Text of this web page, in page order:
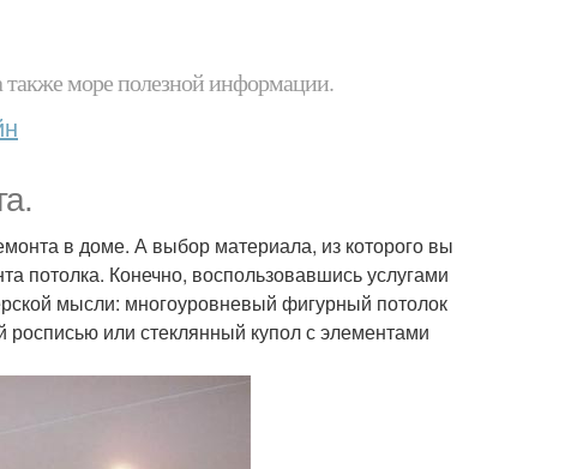
также море полезной информации.
в доме. А выбор материала, из которого вы
потолка. Конечно, воспользовавшись услугами
мысли: многоуровневый фигурный потолок
росписью или стеклянный купол с элементами